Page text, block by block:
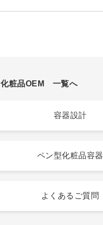
化粧品OEM 一覧へ
容器設計
ペン型化粧品容器
よくあるご質問